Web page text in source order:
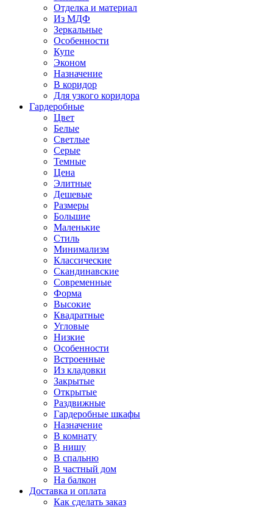
Отделка и материал
Из МДФ
Зеркальные
Особенности
Купе
Эконом
Назначение
В коридор
Для узкого коридора
Гардеробные
Цвет
Белые
Светлые
Серые
Темные
Цена
Элитные
Дешевые
Размеры
Большие
Маленькие
Стиль
Минимализм
Классические
Скандинавские
Современные
Форма
Высокие
Квадратные
Угловые
Низкие
Особенности
Встроенные
Из кладовки
Закрытые
Открытые
Раздвижные
Гардеробные шкафы
Назначение
В комнату
В нишу
В спальню
В частный дом
На балкон
Доставка и оплата
Как сделать заказ